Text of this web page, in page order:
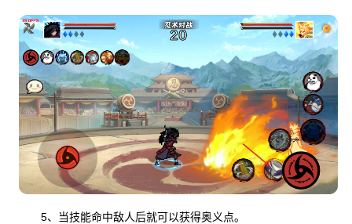
5、当技能命中敌人后就可以获得奥义点。